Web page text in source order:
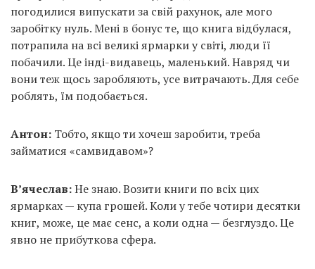
погодилися випускати за свій рахунок, але мого
заробітку нуль. Мені в бонус те, що книга відбулася,
потрапила на всі великі ярмарки у світі, люди її
побачили. Це інді-видавець, маленький. Навряд чи
вони теж щось заробляють, усе витрачають. Для себе
роблять, їм подобається.
Антон: Тобто, якщо ти хочеш заробити, треба
займатися «самвидавом»?
В’ячеслав:Не знаю. Возити книги по всіх цих
ярмарках — купа грошей. Коли у тебе чотири десятки
книг, може, це має сенс, а коли одна — безглуздо. Це
явно не прибуткова сфера.